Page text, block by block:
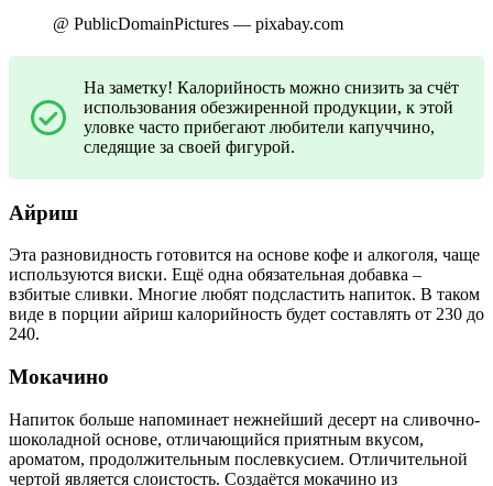
@ PublicDomainPictures — pixabay.com
На заметку! Калорийность можно снизить за счёт
использования обезжиренной продукции, к этой
уловке часто прибегают любители капуччино,
следящие за своей фигурой.
Айриш
Эта разновидность готовится на основе кофе и алкоголя, чаще
используются виски. Ещё одна обязательная добавка –
взбитые сливки. Многие любят подсластить напиток. В таком
виде в порции айриш калорийность будет составлять от 230 до
240.
Мокачино
Напиток больше напоминает нежнейший десерт на сливочно-
шоколадной основе, отличающийся приятным вкусом,
ароматом, продолжительным послевкусием. Отличительной
чертой является слоистость. Создаётся мокачино из